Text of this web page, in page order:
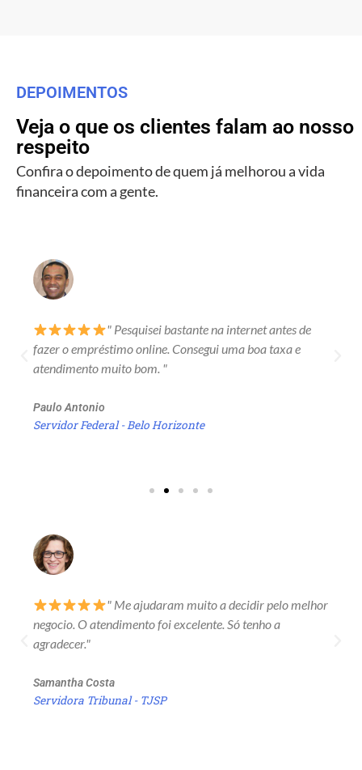
DEPOIMENTOS
Veja o que os clientes falam ao nosso
respeito
Confira o depoimento de quem já melhorou a vida
financeira com a gente.
" Pesquisei bastante na internet antes de
fazer o empréstimo online. Consegui uma boa taxa e
atendimento muito bom. "
Paulo Antonio
Servidor Federal - Belo Horizonte
" Me ajudaram muito a decidir pelo melhor
negocio. O atendimento foi excelente. Só tenho a
agradecer."
Samantha Costa
Servidora Tribunal - TJSP